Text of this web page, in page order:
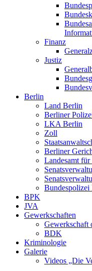
Finanz
Justiz
Berlin
Land Berlin
Berliner
LKA Berlin
Zoll
Berliner
Landesamt für
Bundespolizei
BPK
JVA
Gewerkschaften
Gewerkschaft
BDK
Kriminologie
Galerie
Videos „Die